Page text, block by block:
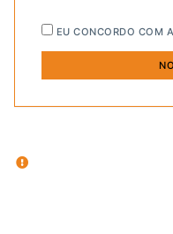
EU CONCORDO COM A